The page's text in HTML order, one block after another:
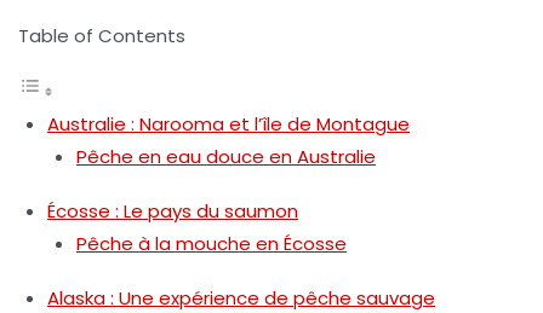
Table of Contents
Australie : Narooma et l’île de Montague
Pêche en eau douce en Australie
Écosse : Le pays du saumon
Pêche à la mouche en Écosse
Alaska : Une expérience de pêche sauvage